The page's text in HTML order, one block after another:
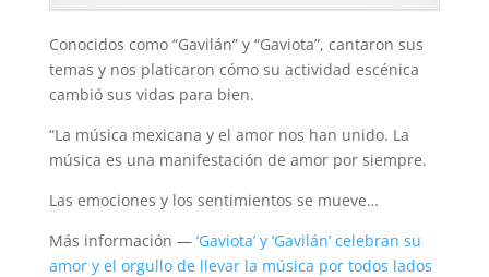
Conocidos como “Gavilán” y “Gaviota”, cantaron sus
temas y nos platicaron cómo su actividad escénica
cambió sus vidas para bien.
“La música mexicana y el amor nos han unido. La
música es una manifestación de amor por siempre.
Las emociones y los sentimientos se mueve…
Más información — ‘Gaviota’ y ‘Gavilán’ celebran su
amor y el orgullo de llevar la música por todos lados